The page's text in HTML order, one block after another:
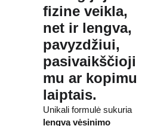
fizine veikla,
net ir lengva,
pavyzdžiui,
pasivaikščioji
mu ar kopimu
laiptais.
Unikali formulė sukuria
lengvą vėsinimo